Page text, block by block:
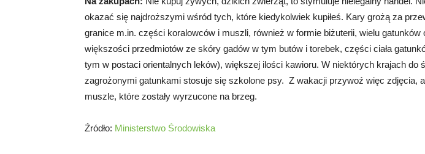
okazać się najdroższymi wśród tych, które kiedykolwiek kupiłeś. Kary grożą za
granice m.in. części koralowców i muszli, również w formie biżuterii, wielu gatunków
większości przedmiotów ze skóry gadów w tym butów i torebek, części ciała
tym w postaci orientalnych leków), większej ilości kawioru. W niektórych krajach do
zagrożonymi gatunkami stosuje się szkolone psy. Z wakacji przywoź więc zdjęcia,
muszle, które zostały wyrzucone na brzeg.
Źródło: Ministerstwo Środowiska